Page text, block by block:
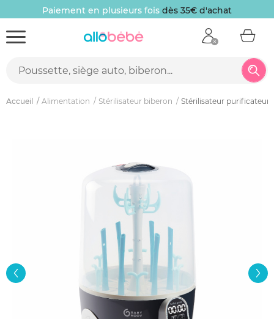
Paiement en plusieurs fois dès 35€ d'achat
Accueil Alimentation Stérilisateur biberon Stérilisateur purificateur